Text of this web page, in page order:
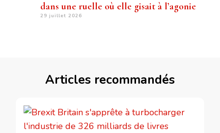
dans une ruelle où elle gisait à l’agonie
29 juillet 2026
Articles recommandés